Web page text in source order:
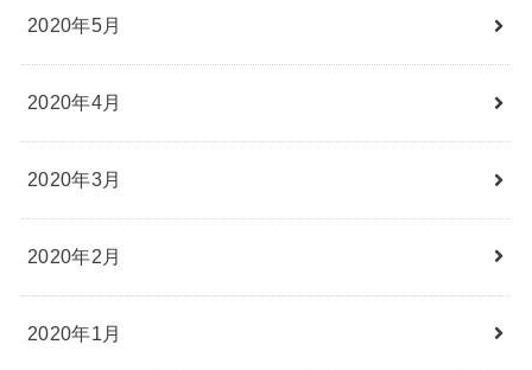
2020年5月
2020年4月
2020年3月
2020年2月
2020年1月